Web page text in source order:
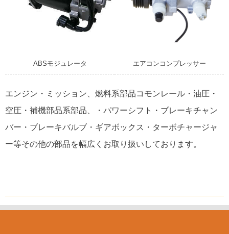
ABSモジュレータ エアコンコンプレッサー
エンジン・ミッション、燃料系部品コモンレール・油圧・
空圧・補機部品系部品、・パワーシフト・ブレーキチャン
バー・ブレーキバルブ・ギアボックス・ターボチャージャ
ー等その他の部品を幅広くお取り扱いしております。